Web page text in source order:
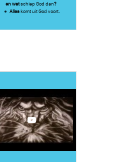
en watschiep God dan?
Alleskomt uit God voort.